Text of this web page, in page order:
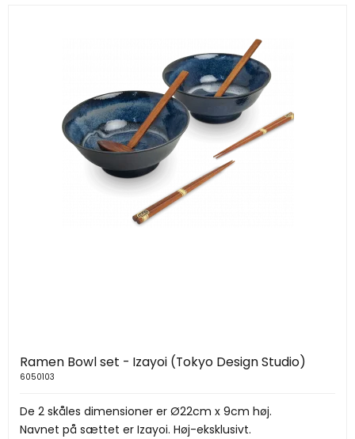
Ramen Bowl set - Izayoi (Tokyo Design Studio)
6050103
De 2 skåles dimensioner er Ø22cm x 9cm høj.
Navnet på sættet er Izayoi. Høj-eksklusivt.